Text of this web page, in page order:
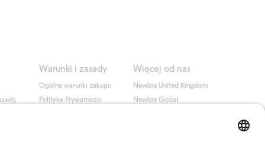
Warunki i zasady
Ogólne warunki zakupu
Polityka Prywatności
Więcej od nas
Newbie United Kingdom
Newbie Global